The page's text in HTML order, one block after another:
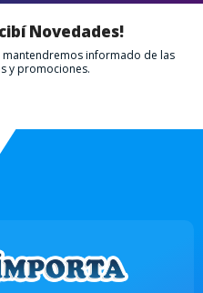
Novedades!
informado de las
y promociones.